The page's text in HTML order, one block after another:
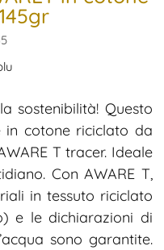
sostenibilità! Questo
in cotone riciclato da
T tracer. Ideale
Con AWARE T,
in tessuto riciclato
e le dichiarazioni di
sono garantite.